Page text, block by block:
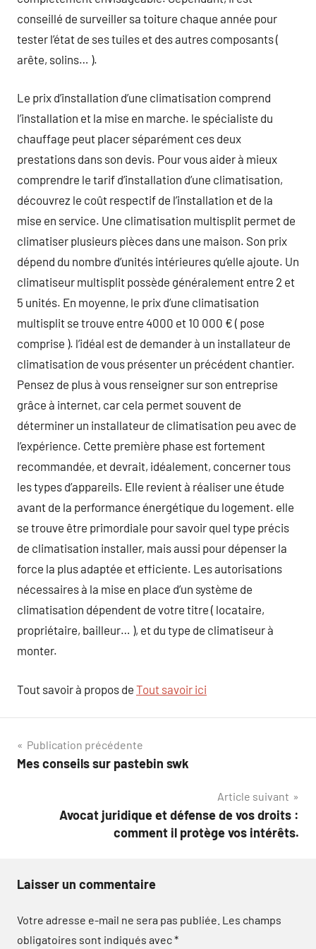
conseillé de surveiller sa toiture chaque année pour
tester l’état de ses tuiles et des autres composants (
arête, solins… ).
Le prix d’installation d’une climatisation comprend
l’installation et la mise en marche. le spécialiste du
chauffage peut placer séparément ces deux
prestations dans son devis. Pour vous aider à mieux
comprendre le tarif d’installation d’une climatisation,
découvrez le coût respectif de l’installation et de la
mise en service. Une climatisation multisplit permet de
climatiser plusieurs pièces dans une maison. Son prix
dépend du nombre d’unités intérieures qu’elle ajoute. Un
climatiseur multisplit possède généralement entre 2 et
5 unités. En moyenne, le prix d’une climatisation
multisplit se trouve entre 4000 et 10 000 € ( pose
comprise ). l’idéal est de demander à un installateur de
climatisation de vous présenter un précédent chantier.
Pensez de plus à vous renseigner sur son entreprise
grâce à internet, car cela permet souvent de
déterminer un installateur de climatisation peu avec de
l’expérience. Cette première phase est fortement
recommandée, et devrait, idéalement, concerner tous
les types d’appareils. Elle revient à réaliser une étude
avant de la performance énergétique du logement. elle
se trouve être primordiale pour savoir quel type précis
de climatisation installer, mais aussi pour dépenser la
force la plus adaptée et efficiente. Les autorisations
nécessaires à la mise en place d’un système de
climatisation dépendent de votre titre ( locataire,
propriétaire, bailleur… ), et du type de climatiseur à
monter.
Tout savoir à propos de Tout savoir ici
Navigation
de
Publication précédente
Mes conseils sur pastebin swk
Article suivant
Avocat juridique et défense de vos droits :
comment il protège vos intérêts.
Laisser un commentaire
Votre adresse e-mail ne sera pas publiée. Les champs
obligatoires sont indiqués avec*